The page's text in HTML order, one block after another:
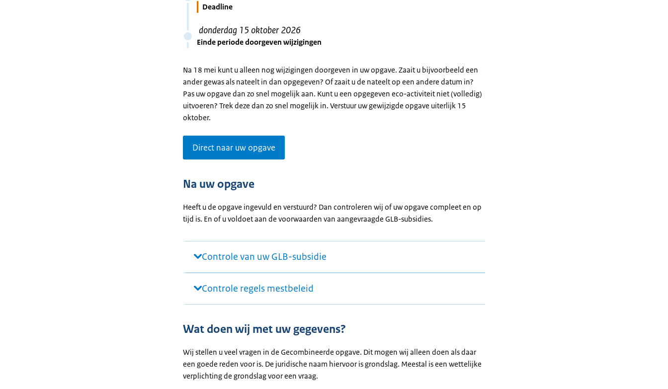
Deadline
donderdag 15 oktober 2026
Einde periode doorgeven wijzigingen
Na 18 mei kunt u alleen nog wijzigingen doorgeven in uw opgave. Zaait u bijvoorbeeld een
ander gewas als nateelt in dan opgegeven? Of zaait u de nateelt op een andere datum in?
Pas uw opgave dan zo snel mogelijk aan. Kunt u een opgegeven eco-activiteit niet (volledig)
uitvoeren? Trek deze dan zo snel mogelijk in. Verstuur uw gewijzigde opgave uiterlijk 15
oktober.
Direct naar uw opgave
Na uw opgave
Heeft u de opgave ingevuld en verstuurd? Dan controleren wij of uw opgave compleet en op
tijd is. En of u voldoet aan de voorwaarden van aangevraagde GLB-subsidies.
Controle van uw GLB-subsidie
Controle regels mestbeleid
Wat doen wij met uw gegevens?
Wij stellen u veel vragen in de Gecombineerde opgave. Dit mogen wij alleen doen als daar
een goede reden voor is. De juridische naam hiervoor is grondslag. Meestal is een wettelijke
verplichting de grondslag voor een vraag.